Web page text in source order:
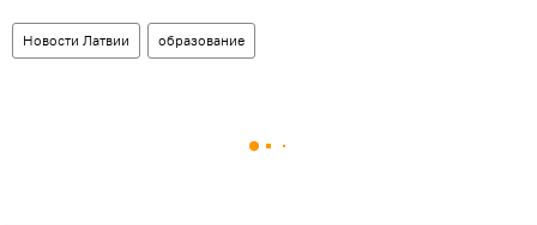
Новости Латвии образование